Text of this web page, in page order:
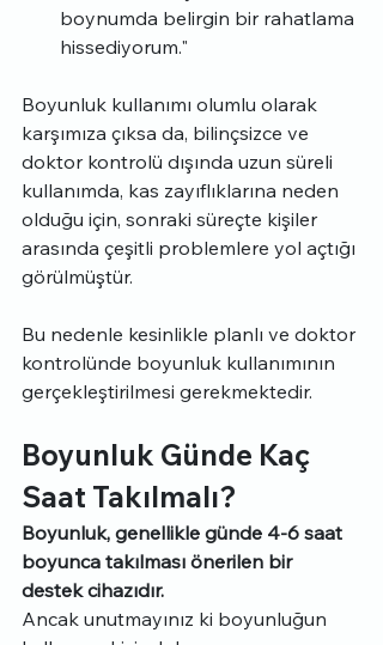
boynumda belirgin bir rahatlama
hissediyorum."
Boyunluk kullanımı olumlu olarak
karşımıza çıksa da, bilinçsizce ve
doktor kontrolü dışında uzun süreli
kullanımda, kas zayıflıklarına neden
olduğu için, sonraki süreçte kişiler
arasında çeşitli problemlere yol açtığı
görülmüştür.
Bu nedenle kesinlikle planlı ve doktor
kontrolünde boyunluk kullanımının
gerçekleştirilmesi gerekmektedir.
Boyunluk Günde Kaç
Saat Takılmalı?
Boyunluk, genellikle günde 4-6 saat
boyunca takılması önerilen bir
destek cihazıdır.
Ancak unutmayınız ki boyunluğun